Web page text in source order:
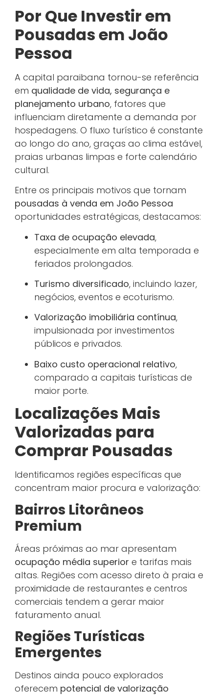
Por Que Investir em
Pousadas em João
Pessoa
A capital paraibana tornou-se referência
em qualidade de vida, segurança e
planejamento urbano, fatores que
influenciam diretamente a demanda por
hospedagens. O fluxo turístico é constante
ao longo do ano, graças ao clima estável,
praias urbanas limpas e forte calendário
cultural.
Entre os principais motivos que tornam
pousadas à venda em João Pessoa
oportunidades estratégicas, destacamos:
Taxa de ocupação elevada,
especialmente em alta temporada e
feriados prolongados.
Turismo diversificado, incluindo lazer,
negócios, eventos e ecoturismo.
Valorização imobiliária contínua,
impulsionada por investimentos
públicos e privados.
Baixo custo operacional relativo,
comparado a capitais turísticas de
maior porte.
Localizações Mais
Valorizadas para
Comprar Pousadas
Identificamos regiões específicas que
concentram maior procura e valorização:
Bairros Litorâneos
Premium
Áreas próximas ao mar apresentam
ocupação média superior e tarifas mais
altas. Regiões com acesso direto à praia e
proximidade de restaurantes e centros
comerciais tendem a gerar maior
faturamento anual.
Regiões Turísticas
Emergentes
Destinos ainda pouco explorados
oferecem potencial de valorização